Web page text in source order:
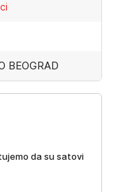
da su satovi
BEOGRAD